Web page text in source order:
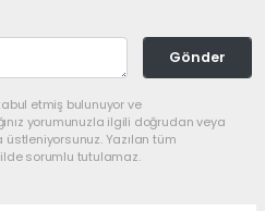
Gönder
etmiş bulunuyor ve
yorumunuzla ilgili doğrudan veya
üstleniyorsunuz. Yazılan tüm
sorumlu tutulamaz.